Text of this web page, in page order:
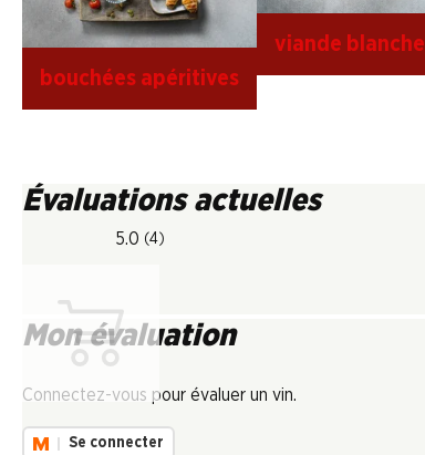
bouchées apéritives
viande blanche
Évaluations actuelles
5.0 (4)
Mon évaluation
Connectez-vous pour évaluer un vin.
Se connecter